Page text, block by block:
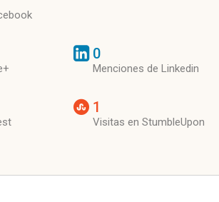
0
Menciones de Linkedin
1
Visitas en StumbleUpon